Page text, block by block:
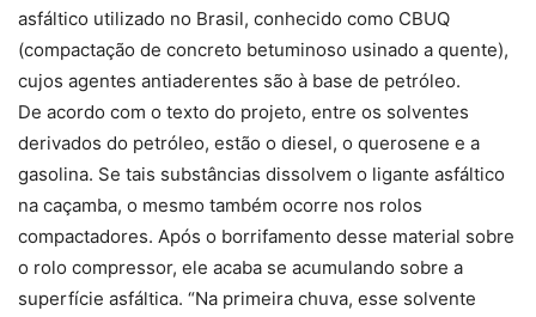
asfáltico utilizado no Brasil, conhecido como CBUQ
(compactação de concreto betuminoso usinado a quente),
cujos agentes antiaderentes são à base de petróleo.
De acordo com o texto do projeto, entre os solventes
derivados do petróleo, estão o diesel, o querosene e a
gasolina. Se tais substâncias dissolvem o ligante asfáltico
na caçamba, o mesmo também ocorre nos rolos
compactadores. Após o borrifamento desse material sobre
o rolo compressor, ele acaba se acumulando sobre a
superfície asfáltica. “Na primeira chuva, esse solvente